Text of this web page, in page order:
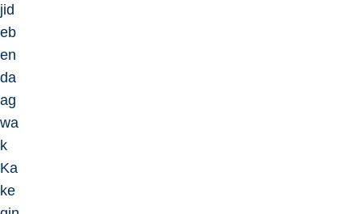
jid
eb
en
da
ag
wa
k
Ka
ke